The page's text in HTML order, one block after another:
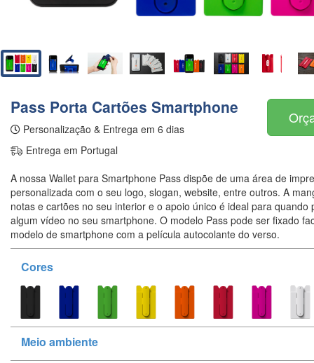
Pass Porta Cartões Smartphone
Personalização & Entrega em 6 dias
Entrega em Portugal
A nossa Wallet para Smartphone Pass dispõe de uma área de
personalizada com o seu logo, slogan, website, entre outros. A
notas e cartões no seu interior e o apoio único é ideal para quando
algum vídeo no seu smartphone. O modelo Pass pode ser fixado
modelo de smartphone com a película autocolante do verso.
Cores
Meio ambiente